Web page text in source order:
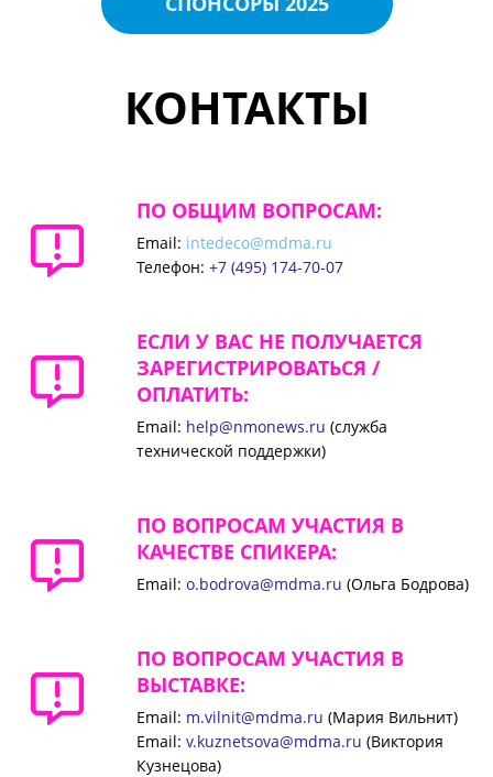
КОНТАКТЫ
ПО ОБЩИМ ВОПРОСАМ:
Email: intedeco@mdma.ru
Телефон: +7 (495) 174-70-07
ЕСЛИ У ВАС НЕ ПОЛУЧАЕТСЯ
ЗАРЕГИСТРИРОВАТЬСЯ /
ОПЛАТИТЬ:
Email: help@nmonews.ru (служба
технической поддержки)
ПО ВОПРОСАМ УЧАСТИЯ В
КАЧЕСТВЕ СПИКЕРА:
Email: o.bodrova@mdma.ru (Ольга Бодрова)
ПО ВОПРОСАМ УЧАСТИЯ В
ВЫСТАВКЕ:
Email: m.vilnit@mdma.ru (Мария Вильнит)
Email: v.kuznetsova@mdma.ru (Виктория
Кузнецова)